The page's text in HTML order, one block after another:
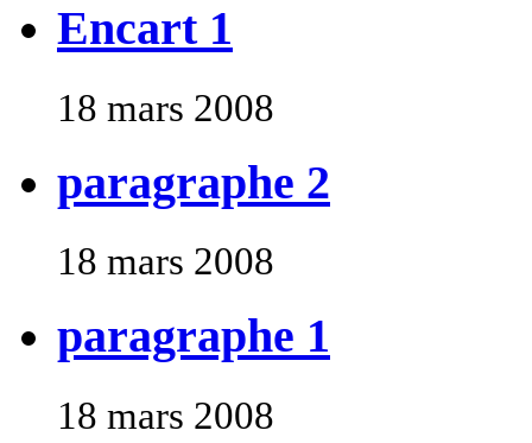
Encart 1
18 mars 2008
paragraphe 2
18 mars 2008
paragraphe 1
18 mars 2008